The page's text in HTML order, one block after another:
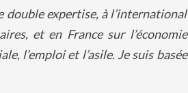
double expertise, à l’international
et en France sur l’économie
l’emploi et l’asile. Je suis basée